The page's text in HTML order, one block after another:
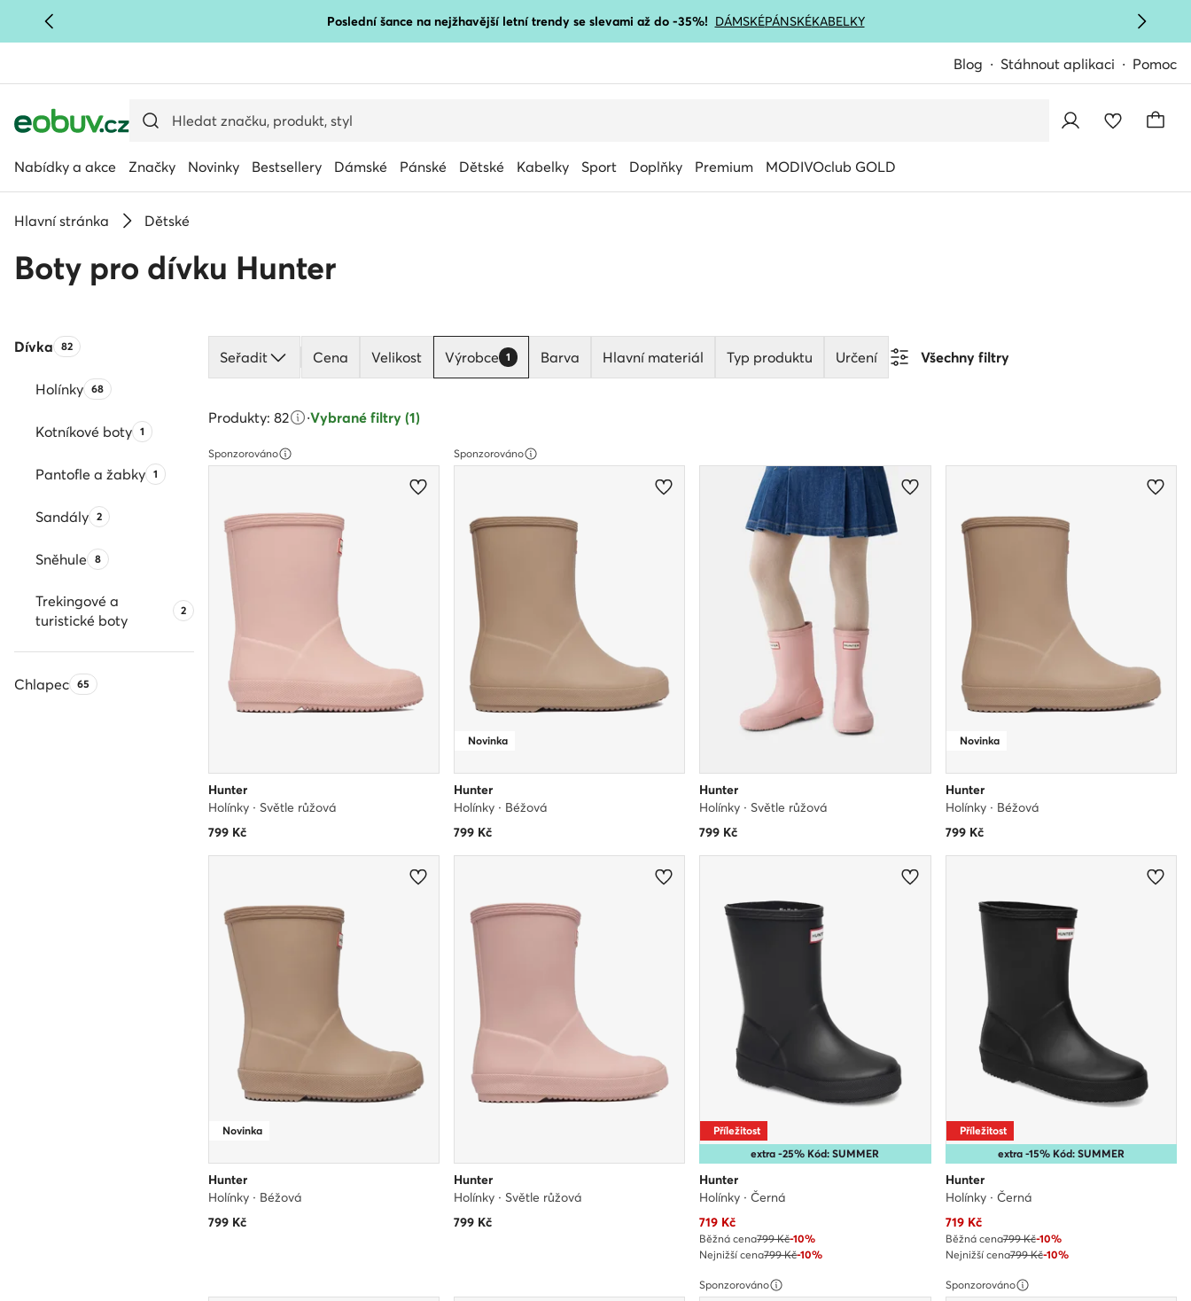
PŘEJÍT NA HLAVNÍ OBSAH Poslední šance na nejžhavější letní trendy se slevami až do -35%! DÁMSKÉPÁNSKÉKABELKY
Blog Stáhnout aplikaci Pomoc
Nabídky a akce Značky Novinky Bestsellery Dámské Pánské Dětské Kabelky Sport Doplňky Premium MODIVOclub GOLD
Hlavní stránka Dětské
Boty pro dívku Hunter
DívkaPočet produktů:
82
HolínkyPočet produktů:
68
Kotníkové botyPočet produktů:
1
Pantofle a žabkyPočet produktů:
1
SandályPočet produktů:
2
SněhulePočet produktů:
8
Trekingové a
turistické boty
Počet produktů:
2
ChlapecPočet produktů:
65
Seřadit Cena Velikost Výrobce 1 Barva Hlavní materiál Typ produktu Určení Všechny filtry
Produkty: 82 ·Vybrané filtry (1)
Sponzorováno
Hunter
Holínky · Světle růžová
799Kč
Sponzorováno
Novinka
Hunter
Holínky · Béžová
799Kč
Hunter
Holínky · Světle růžová
799 Kč
Novinka
Hunter
Holínky · Béžová
799Kč
Novinka
Hunter
Holínky · Béžová
799Kč
Hunter
Holínky · Světle růžová
799Kč
extra -25% Kód: SUMMER
Příležitost
Hunter
Holínky · Černá
Aktuální cena
719 Kč
Běžná cena799 Kč-10%
Nejnižší cena799 Kč-10%
extra -15% Kód: SUMMER
Příležitost
Hunter
Holínky · Černá
Aktuální cena
719Kč
Běžná cena799 Kč-10%
Nejnižší cena799 Kč-10%
Sponzorováno Sponzorováno